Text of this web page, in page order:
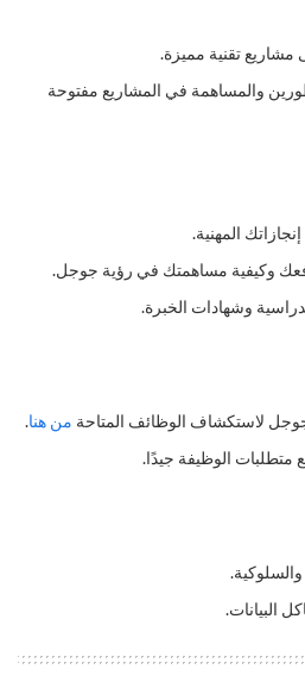
تقنية مميزة.
والمساهمة في المشاريع مفتوحة
المهنية.
وكيفية مساهمتك في رؤية جوجل.
وشهادات الخبرة.
لاستكشاف الوظائف المتاحة من هنا.
متطلبات الوظيفة جيدًا.
والسلوكية.
البيانات.